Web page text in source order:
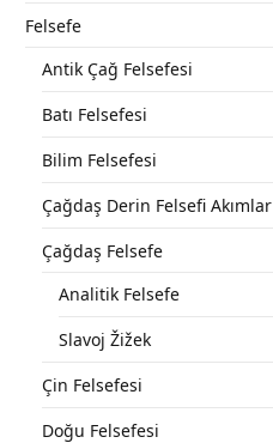
Felsefe
Antik Çağ Felsefesi
Batı Felsefesi
Bilim Felsefesi
Çağdaş Derin Felsefi Akımlar
Çağdaş Felsefe
Analitik Felsefe
Slavoj Žižek
Çin Felsefesi
Doğu Felsefesi